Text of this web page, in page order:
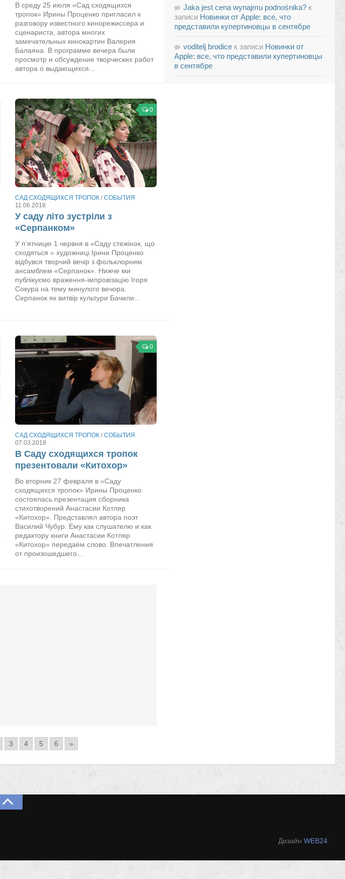
В среду 25 июля «Сад сходящихся
тропок» Ирины Проценко пригласил к
разговору известного кинорежиссера и
сценариста, автора многих
замечательных кинокартин Валерия
Балаяна. В программе вечера были
просмотр и обсуждение творческих работ
автора о выдающихся...
0
САД СХОДЯЩИХСЯ ТРОПОК /СОБЫТИЯ
11.06.2018
У саду лiто зустріли з
«Серпанком»
У п’ятницю 1 червня в «Саду стежінок, що
сходяться » художниці Ірини Проценко
відбувся творчий вечір з фольклорним
ансамблем «Серпанок». Нижче ми
публікуємо враження-імпровізацію Ігоря
Сокура на тему минулого вечора.
Серпанок як витвір культури Бачили...
0
САД СХОДЯЩИХСЯ ТРОПОК /СОБЫТИЯ
07.03.2018
В Саду сходящихся тропок
презентовали «Китохор»
Во вторник 27 февраля в «Саду
сходящихся тропок» Ирины Проценко
состоялась презентация сборника
стихотворений Анастасии Котляр
«Китохор». Представлял автора поэт
Василий Чубур. Ему как слушателю и как
редактору книги Анастасии Котляр
«Китохор» передаём слово. Впечатления
от произошедшего...
3 4 5 6 »
Jaka jest cena wynajmu podnośnika? к
записи Новинки от Apple: все, что
представили купертиновцы в сентябре
voditelj brodice к записи Новинки от
Apple: все, что представили купертиновцы
в сентябре
Дизайн WEB24